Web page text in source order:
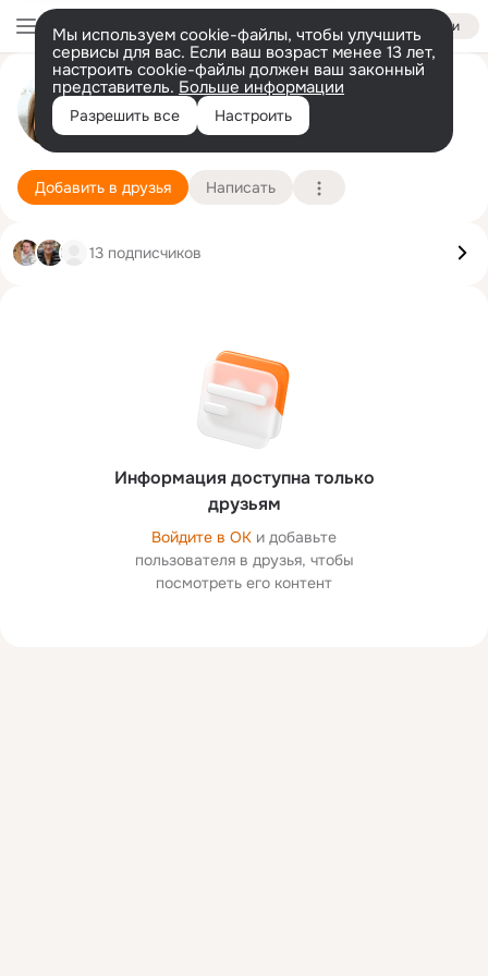
Войти
Мы используем cookie-файлы, чтобы улучшить
сервисы для вас. Если ваш возраст менее 13 лет,
настроить cookie-файлы должен ваш законный
представитель. Больше информации
Разрешить все Настроить
Виктория Viktoriya
San Marino
6 января (42 года)
Подробнее
Добавить в друзья Написать
Информация доступна только
друзьям
Войдите в ОК и добавьте
пользователя в друзья, чтобы
посмотреть его контент
13 подписчиков